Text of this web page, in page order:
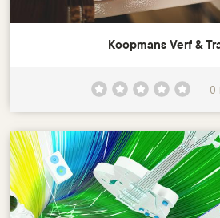
Koopmans Verf &
0